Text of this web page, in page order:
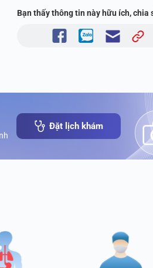
Bạn thấy thông tin này hữu ích, chia
Đặt lịch khám